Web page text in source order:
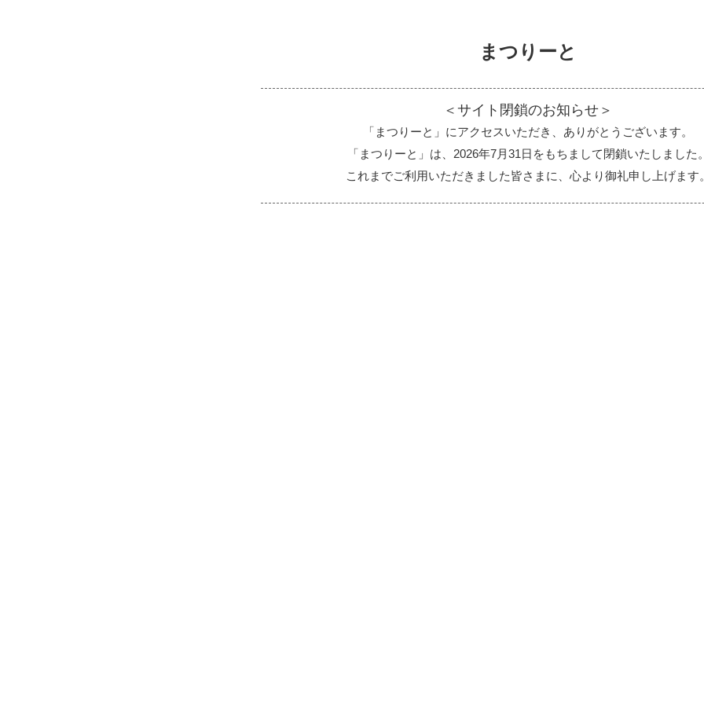
まつりーと
＜サイト閉鎖のお知らせ＞
「まつりーと」にアクセスいただき、ありがとうございます。
「まつりーと」は、2026年7月31日をもちまして閉鎖いたしました
これまでご利用いただきました皆さまに、心より御礼申し上げます